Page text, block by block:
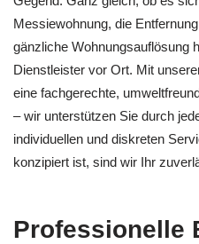
Messiewohnung, die
gänzliche Wohnungsauflösung
Dienstleister vor Ort. Mit
eine fachgerechte,
– wir unterstützen Sie durch
individuellen und diskreten
konzipiert ist, sind wir Ihr
Professionelle